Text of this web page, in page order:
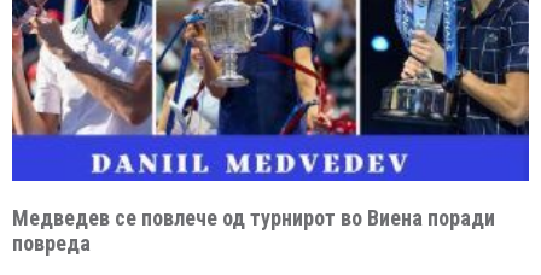
Медведев се повлече од турнирот во Виена поради
повреда